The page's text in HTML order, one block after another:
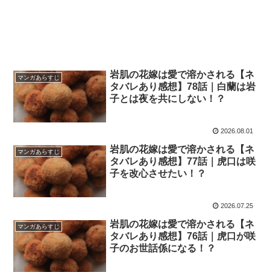
マンガあらすじ
岩肌の花嫁は愛で溶かされる【ネ
タバレあり感想】78話｜白蘭は岩
子とは夜を共にしない！？
2026.08.01
マンガあらすじ
岩肌の花嫁は愛で溶かされる【ネ
タバレあり感想】77話｜虎口は咲
子を改心させたい！？
2026.07.25
マンガあらすじ
岩肌の花嫁は愛で溶かされる【ネ
タバレあり感想】76話｜虎口が咲
子のお世話係になる！？